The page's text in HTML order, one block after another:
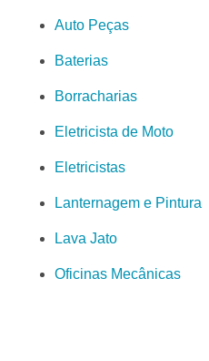
Auto Peças
Baterias
Borracharias
Eletricista de Moto
Eletricistas
Lanternagem e Pintura
Lava Jato
Oficinas Mecânicas